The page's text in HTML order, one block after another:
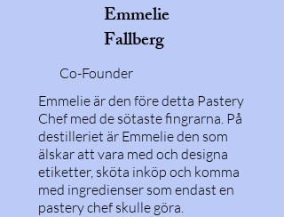
Emmelie
Fallberg
Co-Founder
Emmelie är den före detta Pastery
Chef med de sötaste fingrarna. På
destilleriet är Emmelie den som
älskar att vara med och designa
etiketter, sköta inköp och komma
med ingredienser som endast en
pastery chef skulle göra.